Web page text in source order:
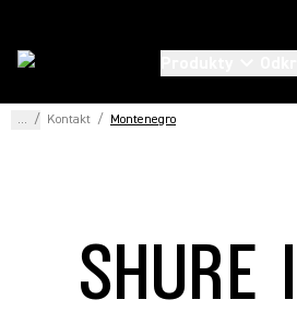
... / Kontakt / Montenegro
SHURE